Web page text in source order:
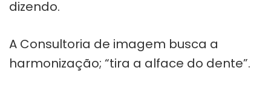
dizendo.
A Consultoria de imagem busca a
harmonização; “tira a alface do dente”.